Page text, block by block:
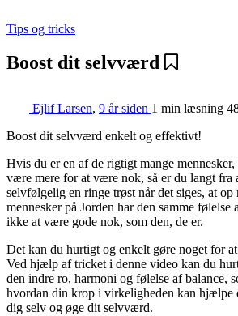
Tips og tricks
Boost dit selvværd
Ejlif Larsen, 9 år siden 1 min læsning
Boost dit selvværd enkelt og effektivt!
Hvis du er en af de rigtigt mange
være mere for at være nok, så er du langt fra
selvfølgelig en ringe trøst når det siges, at
mennesker på Jorden har den samme
ikke at være gode nok, som den, de er.
Det kan du hurtigt og enkelt gøre noget for
Ved hjælp af tricket i denne video kan du
den indre ro, harmoni og følelse af balance,
hvordan din krop i virkeligheden kan hjælpe
dig selv og øge dit selvværd.